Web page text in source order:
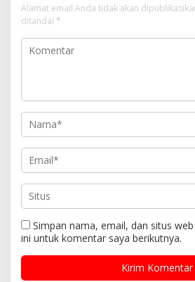
p
o
s
Alamat email Anda tidak akan
ditandai *
Simpan nama, email, dan situs
ini untuk komentar saya berikutnya.